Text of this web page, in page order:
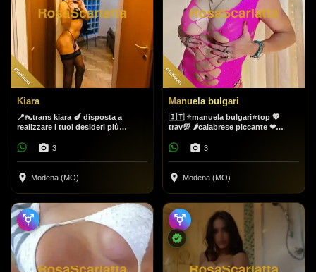
Platinum
Kiara
📍👠trans kiara 🍆 disposta a
realizzare i tuoi desideri più
🍑, foto reale al 100%🍑🍆🌟🌹
3
Modena (MO)
Platinum
Manuela bulgari
🇮🇹 ⭐manuela bulgari⭐top 💖
trav💯 🌶️calabrese piccante ❤
passionale e trasgressiva💞
3
Modena (MO)